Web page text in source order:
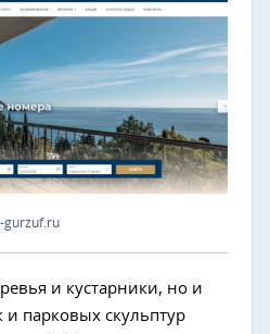
gurzuf.ru
и кустарники, но и
парковых скульптур